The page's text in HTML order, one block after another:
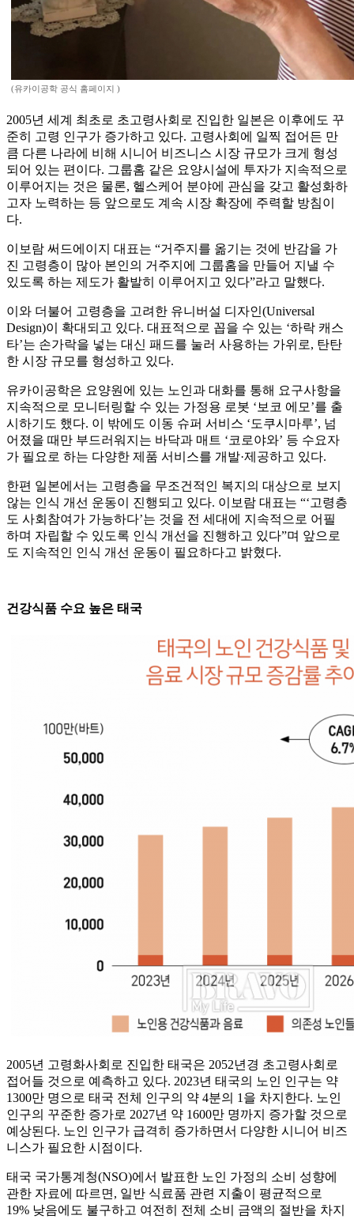
(유카이공학 공식 홈페이지 )
2005년 세계 최초로 초고령사회로 진입한 일본은 이후에도 꾸
준히 고령 인구가 증가하고 있다. 고령사회에 일찍 접어든 만
큼 다른 나라에 비해 시니어 비즈니스 시장 규모가 크게 형성
되어 있는 편이다. 그룹홈 같은 요양시설에 투자가 지속적으로
이루어지는 것은 물론, 헬스케어 분야에 관심을 갖고 활성화하
고자 노력하는 등 앞으로도 계속 시장 확장에 주력할 방침이
다.
이보람 써드에이지 대표는 “거주지를 옮기는 것에 반감을 가
진 고령층이 많아 본인의 거주지에 그룹홈을 만들어 지낼 수
있도록 하는 제도가 활발히 이루어지고 있다”라고 말했다.
이와 더불어 고령층을 고려한 유니버설 디자인(Universal
Design)이 확대되고 있다. 대표적으로 꼽을 수 있는 ‘하락 캐스
타’는 손가락을 넣는 대신 패드를 눌러 사용하는 가위로, 탄탄
한 시장 규모를 형성하고 있다.
유카이공학은 요양원에 있는 노인과 대화를 통해 요구사항을
지속적으로 모니터링할 수 있는 가정용 로봇 ‘보코 에모’를 출
시하기도 했다. 이 밖에도 이동 슈퍼 서비스 ‘도쿠시마루’, 넘
어졌을 때만 부드러워지는 바닥과 매트 ‘코로야와’ 등 수요자
가 필요로 하는 다양한 제품 서비스를 개발·제공하고 있다.
한편 일본에서는 고령층을 무조건적인 복지의 대상으로 보지
않는 인식 개선 운동이 진행되고 있다. 이보람 대표는 “‘고령층
도 사회참여가 가능하다’는 것을 전 세대에 지속적으로 어필
하며 자립할 수 있도록 인식 개선을 진행하고 있다”며 앞으로
도 지속적인 인식 개선 운동이 필요하다고 밝혔다.
건강식품 수요 높은 태국
2005년 고령화사회로 진입한 태국은 2052년경 초고령사회로
접어들 것으로 예측하고 있다. 2023년 태국의 노인 인구는 약
1300만 명으로 태국 전체 인구의 약 4분의 1을 차지한다. 노인
인구의 꾸준한 증가로 2027년 약 1600만 명까지 증가할 것으로
예상된다. 노인 인구가 급격히 증가하면서 다양한 시니어 비즈
니스가 필요한 시점이다.
태국 국가통계청(NSO)에서 발표한 노인 가정의 소비 성향에
관한 자료에 따르면, 일반 식료품 관련 지출이 평균적으로
19% 낮음에도 불구하고 여전히 전체 소비 금액의 절반을 차지